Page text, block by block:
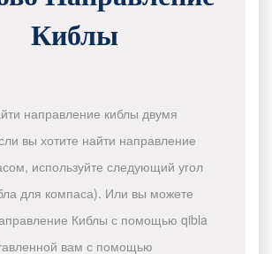
Киблы
направление киблы двумя
вы хотите найти направление
используйте следующий угол
для компаса). Или вы можете
Киблы с помощью qibla
вам с помощью